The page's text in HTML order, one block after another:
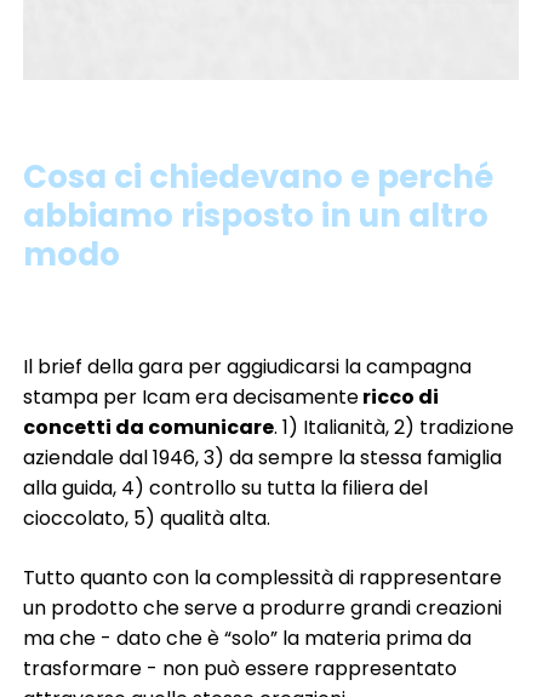
Cosa ci chiedevano e perché
abbiamo risposto in un altro
modo
Il brief della gara per aggiudicarsi la campagna
stampa per Icam era decisamentericco di
concetti da comunicare. 1) Italianità, 2) tradizione
aziendale dal 1946, 3) da sempre la stessa famiglia
alla guida, 4) controllo su tutta la filiera del
cioccolato, 5) qualità alta.
Tutto quanto con la complessità di rappresentare
un prodotto che serve a produrre grandi creazioni
ma che - dato che è “solo” la materia prima da
trasformare - non può essere rappresentato